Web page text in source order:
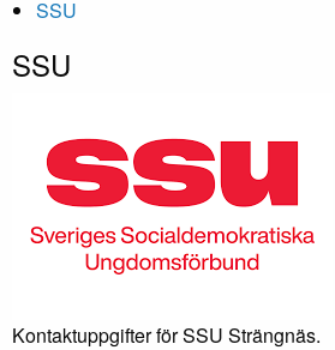
SSU
SSU
Kontaktuppgifter för SSU Strängnäs.